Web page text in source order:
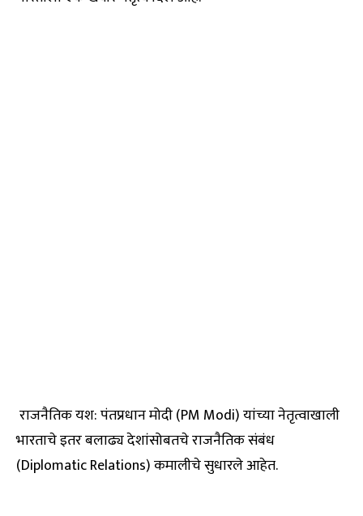
राजनैतिक यश: पंतप्रधान मोदी (PM Modi) यांच्या नेतृत्वाखाली
भारताचे इतर बलाढ्य देशांसोबतचे राजनैतिक संबंध
(Diplomatic Relations) कमालीचे सुधारले आहेत.